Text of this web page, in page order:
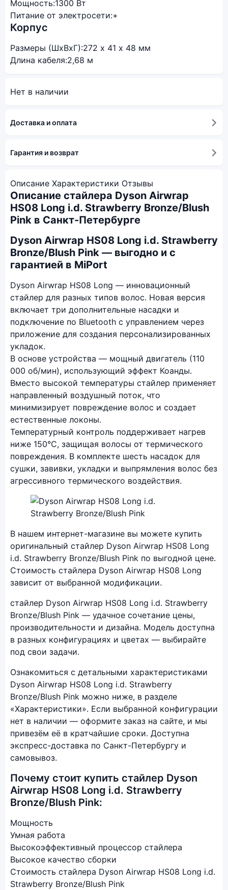
Мощность:1300 Вт
Питание от электросети:+
Корпус
Размеры (ШxВxГ):272 х 41 х 48 мм
Длина кабеля:2,68 м
Нет в наличии
Доставка и оплата
Гарантия и возврат
Описание Характеристики Отзывы
Описание стайлера Dyson Airwrap
HS08 Long i.d. Strawberry Bronze/Blush
Pink в Санкт-Петербурге
Dyson Airwrap HS08 Long i.d. Strawberry
Bronze/Blush Pink — выгодно и с
гарантией в MiPort
Dyson Airwrap HS08 Long — инновационный
стайлер для разных типов волос. Новая версия
включает три дополнительные насадки и
подключение по Bluetooth с управлением через
приложение для создания персонализированных
укладок.
В основе устройства — мощный двигатель (110
000 об/мин), использующий эффект Коанды.
Вместо высокой температуры стайлер применяет
направленный воздушный поток, что
минимизирует повреждение волос и создает
естественные локоны.
Температурный контроль поддерживает нагрев
ниже 150°C, защищая волосы от термического
повреждения. В комплекте шесть насадок для
сушки, завивки, укладки и выпрямления волос без
агрессивного термического воздействия.
В нашем интернет-магазине вы можете купить
оригинальный стайлер Dyson Airwrap HS08 Long
i.d. Strawberry Bronze/Blush Pink по выгодной цене.
Стоимость стайлера Dyson Airwrap HS08 Long
зависит от выбранной модификации.
стайлер Dyson Airwrap HS08 Long i.d. Strawberry
Bronze/Blush Pink — удачное сочетание цены,
производительности и дизайна. Модель доступна
в разных конфигурациях и цветах — выбирайте
под свои задачи.
Ознакомиться с детальными характеристиками
Dyson Airwrap HS08 Long i.d. Strawberry
Bronze/Blush Pink можно ниже, в разделе
«Характеристики». Если выбранной конфигурации
нет в наличии — оформите заказ на сайте, и мы
привезём её в кратчайшие сроки. Доступна
экспресс-доставка по Санкт-Петербургу и
самовывоз.
Почему стоит купить стайлер Dyson
Airwrap HS08 Long i.d. Strawberry
Bronze/Blush Pink:
Мощность
Умная работа
Высокоэффективный процессор стайлера
Высокое качество сборки
Стоимость стайлера Dyson Airwrap HS08 Long i.d.
Strawberry Bronze/Blush Pink